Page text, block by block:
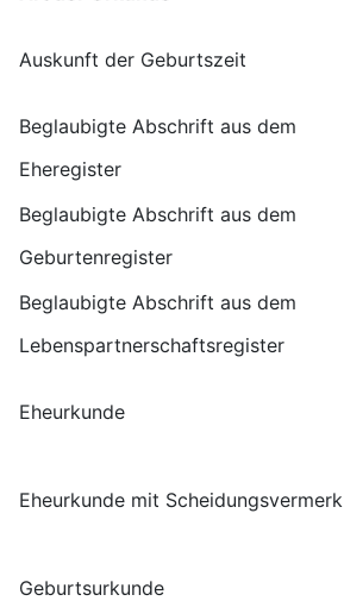
Auskunft der Geburtszeit
Beglaubigte Abschrift aus dem
Eheregister
Beglaubigte Abschrift aus dem
Geburtenregister
Beglaubigte Abschrift aus dem
Lebenspartnerschaftsregister
Eheurkunde
Eheurkunde mit Scheidungsvermerk
Geburtsurkunde